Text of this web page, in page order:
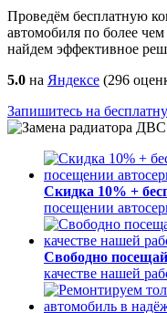
Проведём бесплатную
автомобиля по более
найдем эффективное
5.0 на Яндексе (296
Запишитесь на
Скидка 10% +
посещении
Свободно
качестве нашей